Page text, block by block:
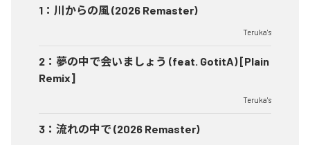
1 ： 川からの風 (2026 Remaster)
Teruka's
2 ： 夢の中で会いましょう (feat. GotitA) [Plain
Remix]
Teruka's
3 ： 流れの中で (2026 Remaster)